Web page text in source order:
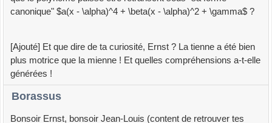
canonique" $a(x - \alpha)^4 + \beta(x - \alpha)^2 + \gamma$ ?
[Ajouté] Et que dire de ta curiosité, Ernst ? La tienne a été bien
plus motrice que la mienne ! Et quelles compréhensions a-t-elle
générées !
Borassus
Bonsoir Ernst, bonsoir Jean-Louis (content de retrouver tes